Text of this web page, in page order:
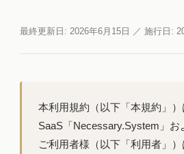
最終更新日: 2026年6月15日 ／ 施行日:
本利用規約（以下「本規約」
SaaS「Necessary.System」お
ご利用者様（以下「利用者」